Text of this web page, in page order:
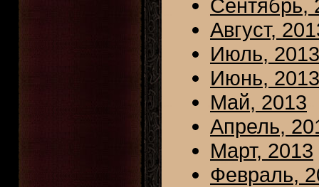
Сентябрь,
Август,
Июль, 2013
Июнь, 2013
Май, 2013
Апрель,
Март, 2013
Февраль,